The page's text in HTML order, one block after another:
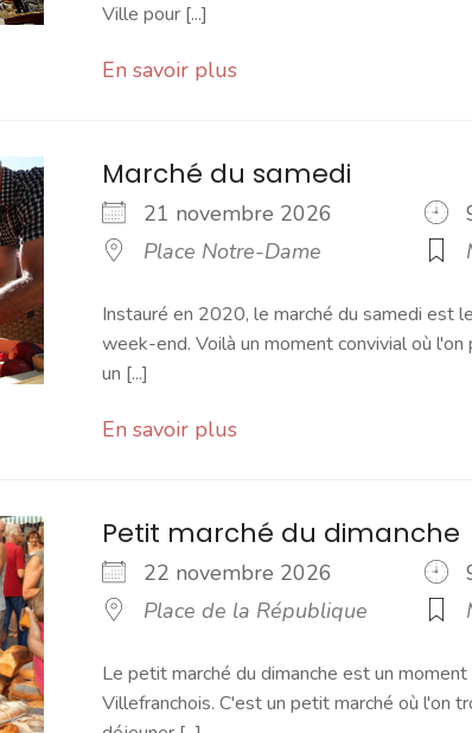
Ville pour [...]
En savoir plus
Marché du samedi
21 novembre 2026
Place Notre-Dame
Instauré en 2020, le marché du samedi est
week-end. Voilà un moment convivial où
un [...]
En savoir plus
Petit marché du dimanche
22 novembre 2026
Place de la République
Le petit marché du dimanche est un
Villefranchois. C'est un petit marché où l'on